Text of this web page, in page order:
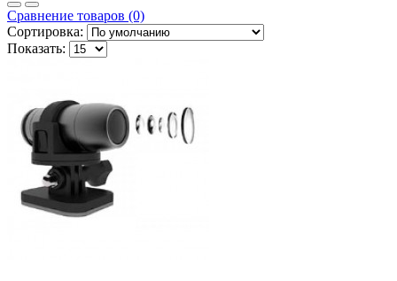
Сравнение товаров (0)
Сортировка:
Показать: